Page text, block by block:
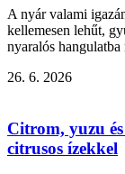
A nyár valami
kellemesen lehűt,
nyaralós
26. 6. 2026
Citrom, yuzu
citrusos ízekkel